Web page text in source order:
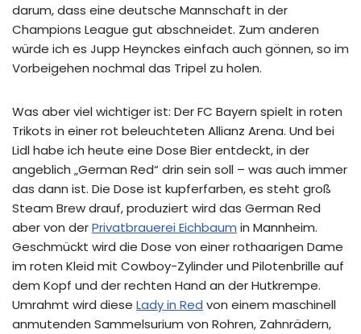
darum, dass eine deutsche Mannschaft in der
Champions League gut abschneidet. Zum anderen
würde ich es Jupp Heynckes einfach auch gönnen, so im
Vorbeigehen nochmal das Tripel zu holen.
Was aber viel wichtiger ist: Der FC Bayern spielt in roten
Trikots in einer rot beleuchteten Allianz Arena. Und bei
Lidl habe ich heute eine Dose Bier entdeckt, in der
angeblich „German Red“ drin sein soll – was auch immer
das dann ist. Die Dose ist kupferfarben, es steht groß
Steam Brew drauf, produziert wird das German Red
aber von derPrivatbrauerei Eichbaum in Mannheim.
Geschmückt wird die Dose von einer rothaarigen Dame
im roten Kleid mit Cowboy-Zylinder und Pilotenbrille auf
dem Kopf und der rechten Hand an der Hutkrempe.
Umrahmt wird diese Lady in Red von einem maschinell
anmutenden Sammelsurium von Rohren, Zahnrädern,